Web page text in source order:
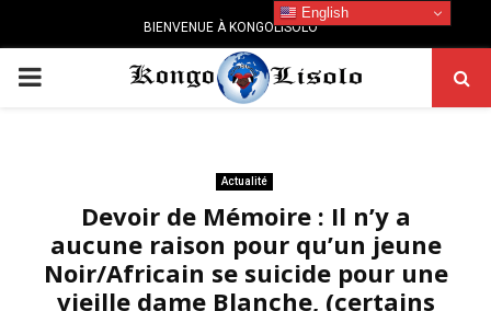
BIENVENUE À KONGOLISOLO
PRIMARY
Actualité
Devoir de Mémoire : Il n’y a
aucune raison pour qu’un jeune
Noir/Africain se suicide pour une
vieille dame Blanche, (certains
English